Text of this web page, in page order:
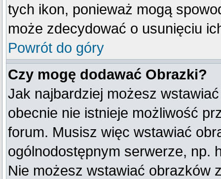
tych ikon, ponieważ mogą
może zdecydować o usunięciu
Powrót do góry
Czy mogę dodawać Obrazki?
Jak najbardziej możesz
obecnie nie istnieje możliwość
forum. Musisz więc wstawiać
ogólnodostępnym serwerze, np.
Nie możesz wstawiać obrazków